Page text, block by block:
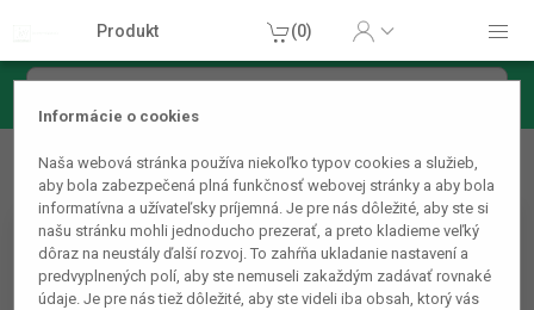
Informácie o cookies
Naša webová stránka používa niekoľko typov cookies a služieb,
aby bola zabezpečená plná funkčnosť webovej stránky a aby bola
informatívna a užívateľsky príjemná. Je pre nás dôležité, aby ste si
našu stránku mohli jednoducho prezerať, a preto kladieme veľký
dôraz na neustály ďalší rozvoj. To zahŕňa ukladanie nastavení a
predvyplnených polí, aby ste nemuseli zakaždým zadávať rovnaké
údaje. Je pre nás tiež dôležité, aby ste videli iba obsah, ktorý vás
Produkt (0)
ponožky